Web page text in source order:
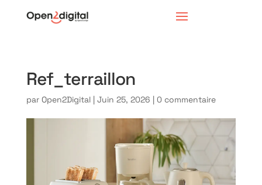
Ref_terraillon
par Open2Digital| Juin 25, 2026 | 0 commentaire